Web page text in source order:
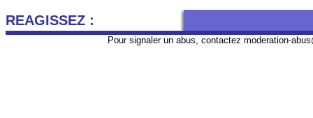
REAGISSEZ :
Pour signaler un abus, contactez moderation-